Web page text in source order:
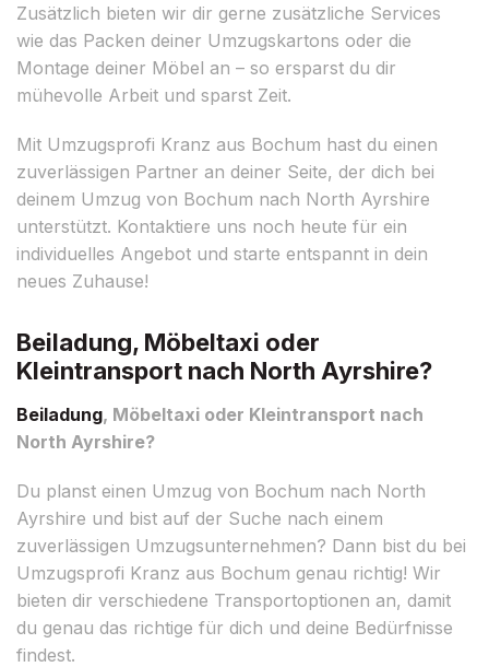
Zusätzlich bieten wir dir gerne zusätzliche Services
wie das Packen deiner Umzugskartons oder die
Montage deiner Möbel an – so ersparst du dir
mühevolle Arbeit und sparst Zeit.
Mit Umzugsprofi Kranz aus Bochum hast du einen
zuverlässigen Partner an deiner Seite, der dich bei
deinem Umzug von Bochum nach North Ayrshire
unterstützt. Kontaktiere uns noch heute für ein
individuelles Angebot und starte entspannt in dein
neues Zuhause!
Beiladung, Möbeltaxi oder
Kleintransport nach North Ayrshire?
Beiladung, Möbeltaxi oder Kleintransport nach
North Ayrshire?
Du planst einen Umzug von Bochum nach North
Ayrshire und bist auf der Suche nach einem
zuverlässigen Umzugsunternehmen? Dann bist du bei
Umzugsprofi Kranz aus Bochum genau richtig! Wir
bieten dir verschiedene Transportoptionen an, damit
du genau das richtige für dich und deine Bedürfnisse
findest.